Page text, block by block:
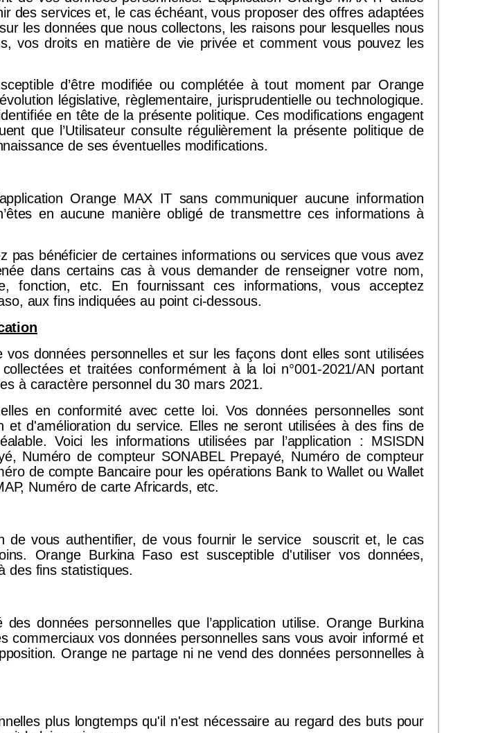
des services et, le cas échéant, vous proposer des offres adaptées
les données que nous collectons, les raisons pour lesquelles nous
vos droits en matière de vie privée et comment vous pouvez les
d’être modifiée ou complétée à tout moment par Orange
législative, règlementaire, jurisprudentielle ou technologique.
en tête de la présente politique. Ces modifications engagent
que l’Utilisateur consulte régulièrement la présente politique de
de ses éventuelles modifications.
Orange MAX IT sans communiquer aucune information
en aucune manière obligé de transmettre ces informations à
bénéficier de certaines informations ou services que vous avez
dans certains cas à vous demander de renseigner votre nom,
fonction, etc. En fournissant ces informations, vous acceptez
aux fins indiquées au point ci-dessous.
données personnelles et sur les façons dont elles sont utilisées
et traitées conformément à la loi n°001-2021/AN portant
à caractère personnel du 30 mars 2021.
en conformité avec cette loi. Vos données personnelles sont
et d'amélioration du service. Elles ne seront utilisées à des fins de
Voici les informations utilisées par l’application : MSISDN
Numéro de compteur SONABEL Prepayé, Numéro de compteur
de compte Bancaire pour les opérations Bank to Wallet ou Wallet
Numéro de carte Africards, etc.
de vous authentifier, de vous fournir le service souscrit et, le cas
Orange Burkina Faso est susceptible d'utiliser vos données,
des fins statistiques.
données personnelles que l’application utilise. Orange Burkina
commerciaux vos données personnelles sans vous avoir informé et
Orange ne partage ni ne vend des données personnelles à
plus longtemps qu'il n'est nécessaire au regard des buts pour